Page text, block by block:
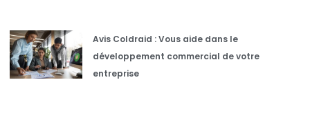
Avis Coldraid : Vous aide dans le
développement commercial de votre
entreprise